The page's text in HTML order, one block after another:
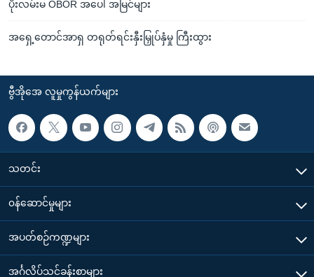
ပိုးလမ်းမ OBOR အပေါ် အမြင်များ
အရှေ့တောင်အာရှ တရုတ်ရင်းနှီးမြှုပ်နှံမှု ကြီးထွား
ဗွီအိုအေ လူမှုကွန်ယက်များ
သတင်း
၀န်ဆောင်မှုများ
အပတ်စဉ်ကဏ္ဍများ
အင်္ဂလိပ်သင်ခန်းစာများ